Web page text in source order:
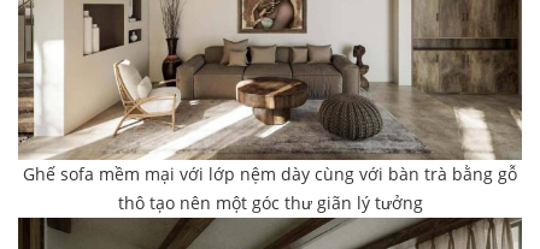
Ghế sofa mềm mại với lớp nệm dày cùng với bàn trà bằng gỗ
thô tạo nên một góc thư giãn lý tưởng